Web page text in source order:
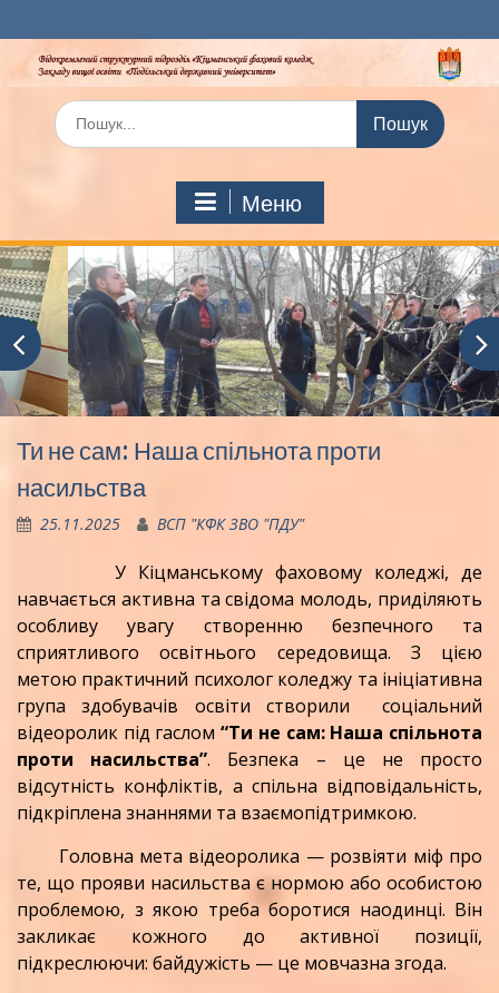
до
вмісту
Шукати:
Меню
Ти не сам: Наша спільнота проти
насильства
25.11.2025 ВСП "КФК ЗВО "ПДУ"
У Кіцманському фаховому коледжі, де
навчається активна та свідома молодь, приділяють
особливу увагу створенню безпечного та
сприятливого освітнього середовища. З цією
метою практичний психолог коледжу та ініціативна
група здобувачів освіти створили соціальний
відеоролик під гаслом“Ти не сам: Наша спільнота
проти насильства”. Безпека – це не просто
відсутність конфліктів, а спільна відповідальність,
підкріплена знаннями та взаємопідтримкою.
Головна мета відеоролика — розвіяти міф про
те, що прояви насильства є нормою або особистою
проблемою, з якою треба боротися наодинці. Він
закликає кожного до активної позиції,
підкреслюючи: байдужість — це мовчазна згода.